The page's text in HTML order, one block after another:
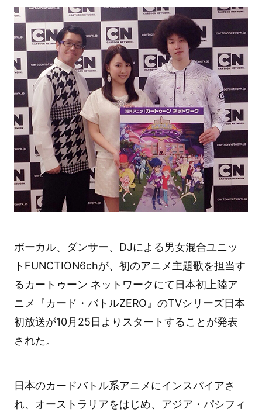
ボーカル、ダンサー、DJによる男女混合ユニッ
トFUNCTION6chが、初のアニメ主題歌を担当す
るカートゥーン ネットワークにて日本初上陸ア
ニメ『カード・バトルZERO』のTVシリーズ日本
初放送が10月25日よりスタートすることが発表
された。
日本のカードバトル系アニメにインスパイアさ
れ、オーストラリアをはじめ、アジア・パシフィ